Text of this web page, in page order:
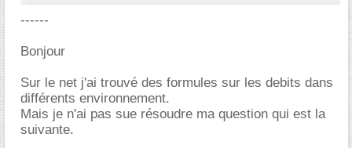
------
Bonjour
Sur le net j'ai trouvé des formules sur les debits dans
différents environnement.
Mais je n'ai pas sue résoudre ma question qui est la
suivante.